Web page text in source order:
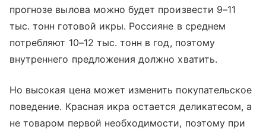
прогнозе вылова можно будет произвести 9–11
тыс. тонн готовой икры. Россияне в среднем
потребляют 10–12 тыс. тонн в год, поэтому
внутреннего предложения должно хватить.
Но высокая цена может изменить покупательское
поведение. Красная икра остается деликатесом, а
не товаром первой необходимости, поэтому при